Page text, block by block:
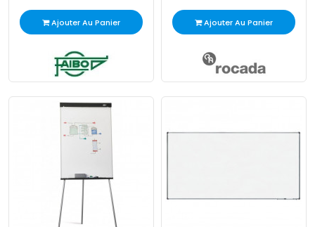
Ajouter Au Panier Ajouter Au Panier